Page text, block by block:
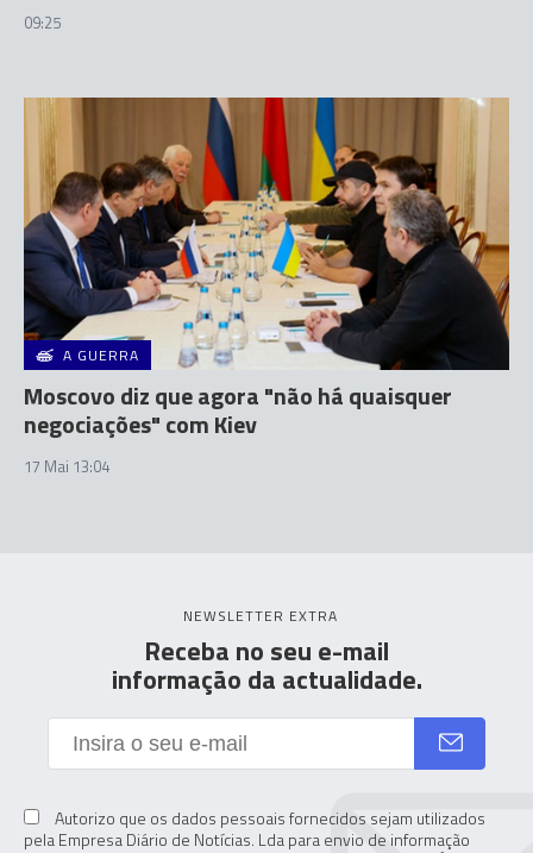
09:25
A GUERRA
Moscovo diz que agora "não há quaisquer
negociações" com Kiev
17 Mai 13:04
NEWSLETTER EXTRA
Receba no seu e-mail
informação da actualidade.
Autorizo que os dados pessoais fornecidos sejam utilizados
pela Empresa Diário de Notícias. Lda para envio de informação